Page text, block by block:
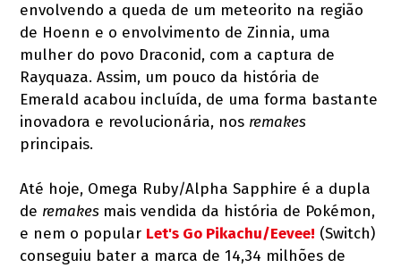
envolvendo a queda de um meteorito na região
de Hoenn e o envolvimento de Zinnia, uma
mulher do povo Draconid, com a captura de
Rayquaza. Assim, um pouco da história de
Emerald acabou incluída, de uma forma bastante
inovadora e revolucionária, nos remakes
principais.
Até hoje, Omega Ruby/Alpha Sapphire é a dupla
de remakes mais vendida da história de Pokémon,
e nem o popular Let's Go Pikachu/Eevee! (Switch)
conseguiu bater a marca de 14,34 milhões de